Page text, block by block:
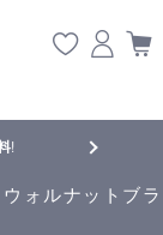
【重要】熊本
ォルナットブラ